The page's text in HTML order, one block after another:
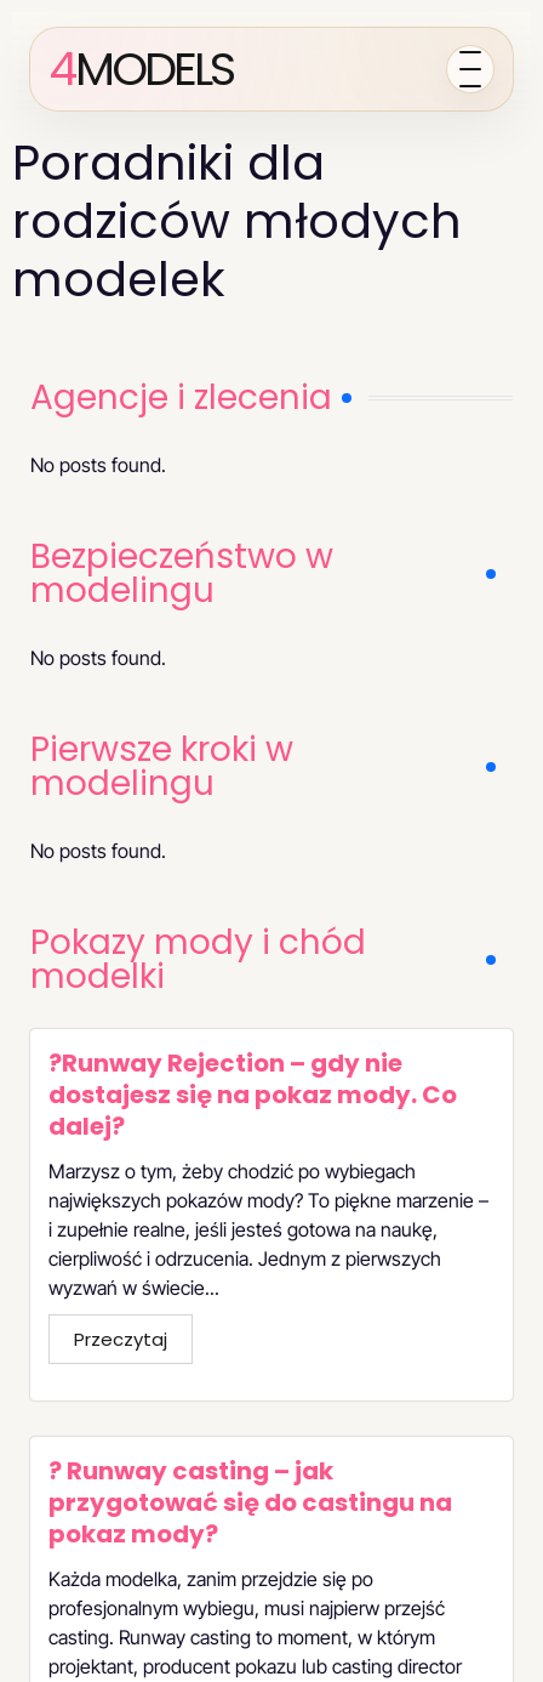
4MODELS
Poradniki dla
rodziców młodych
modelek
Agencje i zlecenia
No posts found.
Bezpieczeństwo w
modelingu
No posts found.
Pierwsze kroki w
modelingu
No posts found.
Pokazy mody i chód
modelki
?Runway Rejection – gdy nie
dostajesz się na pokaz mody. Co
dalej?
Marzysz o tym, żeby chodzić po wybiegach
największych pokazów mody? To piękne marzenie –
i zupełnie realne, jeśli jesteś gotowa na naukę,
cierpliwość i odrzucenia. Jednym z pierwszych
wyzwań w świecie...
Przeczytaj
? Runway casting – jak
przygotować się do castingu na
pokaz mody?
Każda modelka, zanim przejdzie się po
profesjonalnym wybiegu, musi najpierw przejść
casting. Runway casting to moment, w którym
projektant, producent pokazu lub casting director